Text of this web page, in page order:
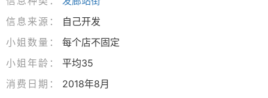
信息来源：
自己开发
小姐数量：
每个店不固定
小姐年龄：
平均35
消费日期：
2018年8月